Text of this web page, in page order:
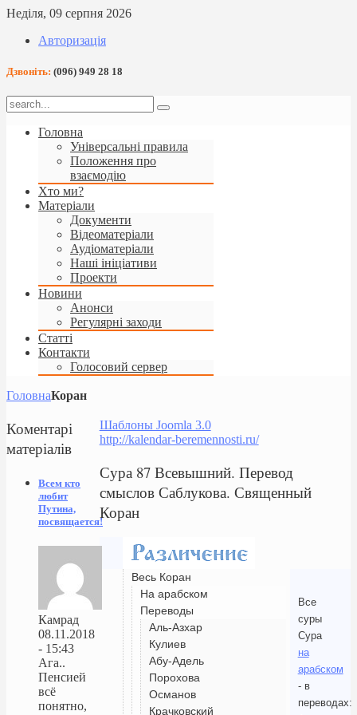
Неділя, 09 серпня 2026
Авторизація
Дзвоніть: (096) 949 28 18
Головна
Універсальні правила
Положення про
взаємодію
Хто ми?
Матеріали
Документи
Відеоматеріали
Аудіоматеріали
Наші ініціативи
Проекти
Новини
Анонси
Регулярні заходи
Статті
Контакти
Голосовий сервер
ГоловнаКоран
Шаблоны Joomla 3.0
http://kalendar-beremennosti.ru/
Сура 87 Всевышний. Перевод
смыслов Саблукова. Священный
Коран
Весь Коран
На арабском
Переводы
Аль-Азхар
Кулиев
Абу-Адель
Порохова
Османов
Крачковский
Все
суры
Сура
на
арабском
- в
переводах:
Коментарі
матеріалів
Всем кто
любит
Путина,
посвящается!
Камрад
08.11.2018
- 15:43
Ага..
Пенсией
всё
понятно,